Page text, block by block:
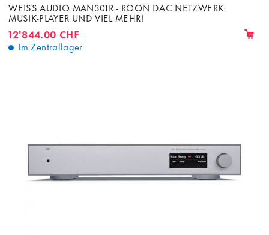
WEISS AUDIO MAN301R - ROON DAC NETZWERK
MUSIK-PLAYER UND VIEL MEHR!
12'844.00 CHF
Im Zentrallager